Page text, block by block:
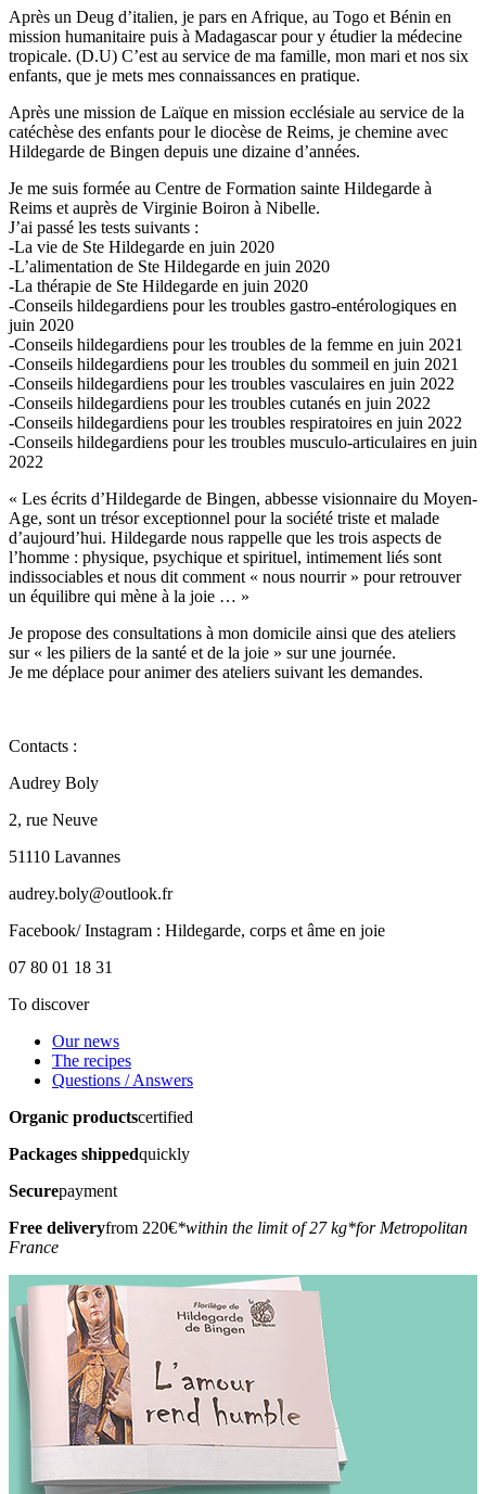
Après un Deug d’italien, je pars en Afrique, au Togo et Bénin en
mission humanitaire puis à Madagascar pour y étudier la médecine
tropicale. (D.U) C’est au service de ma famille, mon mari et nos six
enfants, que je mets mes connaissances en pratique.
Après une mission de Laïque en mission ecclésiale au service de la
catéchèse des enfants pour le diocèse de Reims, je chemine avec
Hildegarde de Bingen depuis une dizaine d’années.
Je me suis formée au Centre de Formation sainte Hildegarde à
Reims et auprès de Virginie Boiron à Nibelle.
J’ai passé les tests suivants :
-La vie de Ste Hildegarde en juin 2020
-L’alimentation de Ste Hildegarde en juin 2020
-La thérapie de Ste Hildegarde en juin 2020
-Conseils hildegardiens pour les troubles gastro-entérologiques en
juin 2020
-Conseils hildegardiens pour les troubles de la femme en juin 2021
-Conseils hildegardiens pour les troubles du sommeil en juin 2021
-Conseils hildegardiens pour les troubles vasculaires en juin 2022
-Conseils hildegardiens pour les troubles cutanés en juin 2022
-Conseils hildegardiens pour les troubles respiratoires en juin 2022
-Conseils hildegardiens pour les troubles musculo-articulaires en juin
2022
« Les écrits d’Hildegarde de Bingen, abbesse visionnaire du Moyen-
Age, sont un trésor exceptionnel pour la société triste et malade
d’aujourd’hui. Hildegarde nous rappelle que les trois aspects de
l’homme : physique, psychique et spirituel, intimement liés sont
indissociables et nous dit comment « nous nourrir » pour retrouver
un équilibre qui mène à la joie … »
Je propose des consultations à mon domicile ainsi que des ateliers
sur « les piliers de la santé et de la joie » sur une journée.
Je me déplace pour animer des ateliers suivant les demandes.
Contacts :
Audrey Boly
2, rue Neuve
51110 Lavannes
audrey.boly@outlook.fr
Facebook/ Instagram : Hildegarde, corps et âme en joie
07 80 01 18 31
To discover
Our news
The recipes
Questions / Answers
Organic productscertified
Packages shippedquickly
Securepayment
Free deliveryfrom 220€*within the limit of 27 kg*for Metropolitan
France